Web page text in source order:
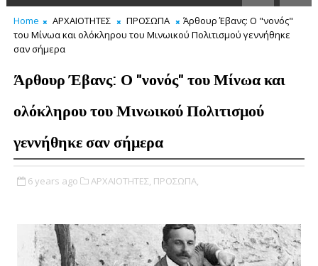
Home ΑΡΧΑΙΟΤΗΤΕΣ ΠΡΟΣΩΠΑ
Άρθουρ Έβανς: Ο "νονός"
του Μίνωα και ολόκληρου του Μινωικού Πολιτισμού γεννήθηκε
σαν σήμερα
Άρθουρ Έβανς: Ο "νονός" του Μίνωα και
ολόκληρου του Μινωικού Πολιτισμού
γεννήθηκε σαν σήμερα
6 years ago ΑΡΧΑΙΟΤΗΤΕΣ, ΠΡΟΣΩΠΑ,